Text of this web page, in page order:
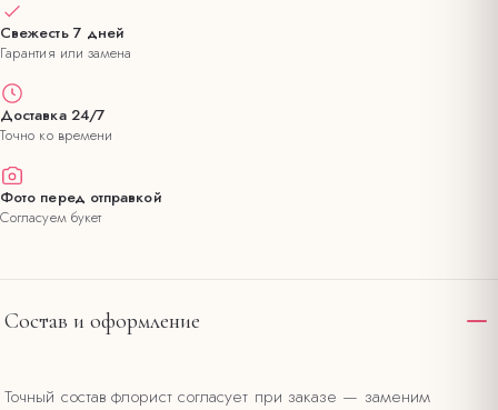
Свежесть 7 дней
Гарантия или замена
Доставка 24/7
Точно ко времени
Фото перед отправкой
Согласуем букет
Состав и оформление
Точный состав флорист согласует при заказе — заменим